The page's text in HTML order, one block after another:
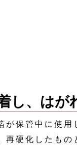
し、はが
が保管中に使用
硬化したもの